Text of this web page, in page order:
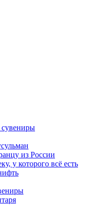
сувениры
из России
у которого всё есть